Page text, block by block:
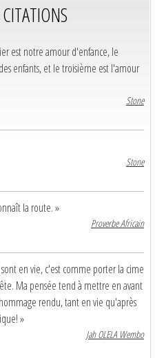
est notre amour d'enfance, le
enfants, et le troisième est l'amour
Stone
Stone
la route. »
Proverbe Africain
en vie, c'est comme porter la cime
Ma pensée tend à mettre en avant
rendu, tant en vie qu'après
»
Jah OLELA Wembo